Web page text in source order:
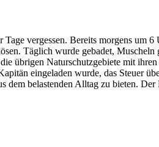
vergessen. Bereits morgens um 6
Täglich wurde gebadet, Muscheln
übrigen Naturschutzgebiete mit
eingeladen wurde, das Steuer
dem belastenden Alltag zu bieten. Der